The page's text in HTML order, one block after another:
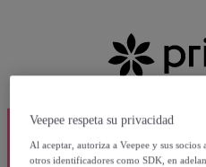
Veepee respeta su privacidad
Al aceptar, autoriza a Veepee y sus socios
otros identificadores como SDK, en